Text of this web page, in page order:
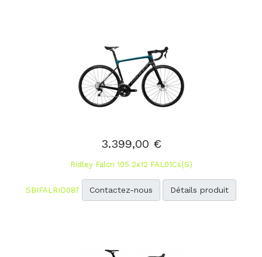
3.399,00 €
Ridley Falcn 105 2x12 FAL01Cs(S)
SBIFALRID087 Contactez-nous Détails produit